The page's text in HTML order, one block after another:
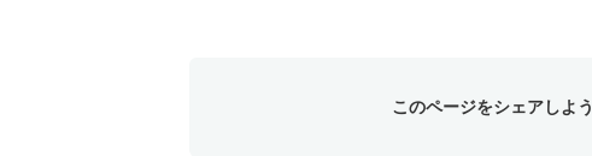
このページをシェアしよう